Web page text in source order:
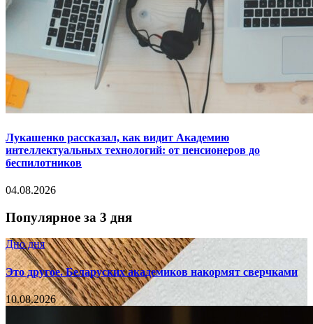
Лукашенко рассказал, как видит Академию
интеллектуальных технологий: от пенсионеров до
беспилотников
04.08.2026
Популярное за 3 дня
Дно дня
Это другое. Беларуских академиков накормят сверчками
10.08.2026